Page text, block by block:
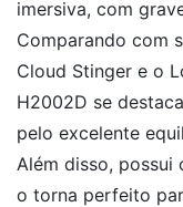
imersiva, com
Comparando com
Cloud Stinger e o
H2002D se
pelo excelente
Além disso, possui
o torna perfeito